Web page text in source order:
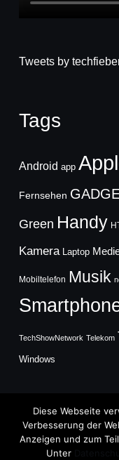
Tweets by
Tags
Android app
Fernsehen
Green Handy
Kamera Laptop
Mobiltelefon Musik
TechShowNetwork Telekom
Windows
Copyright © 2026
Diese Webseite
Verbesserung der
Anzeigen und zum
Unter